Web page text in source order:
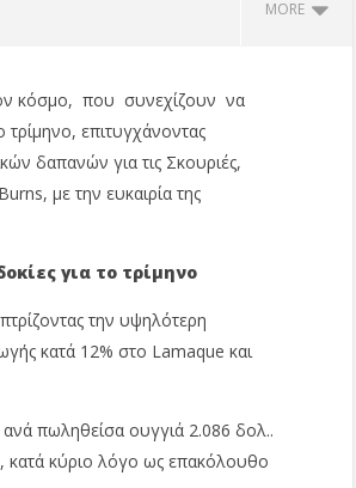
MORE
Metlen, με γάλλιο, σκάνδιο,
γερμάνιο, στη Θεσσαλονίκη..
29/04/2024
κόσμο, που συνεχίζουν να
επιτυγχάνοντας
δαπανών για τις Σκουριές,
με την ευκαιρία της
για το τρίμηνο
την υψηλότερη
κατά 12% στο Lamaque και
πωληθείσα ουγγιά 2.086 δολ..
κατά κύριο λόγο ως επακόλουθο